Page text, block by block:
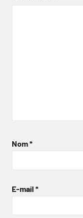
Nom*
E-mail *